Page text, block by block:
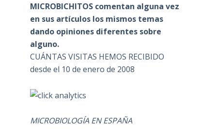
MICROBICHITOS comentan alguna vez
en sus artículos los mismos temas
dando opiniones diferentes sobre
alguno.
CUÁNTAS VISITAS HEMOS RECIBIDO
desde el 10 de enero de 2008
MICROBIOLOGÍA EN ESPAÑA